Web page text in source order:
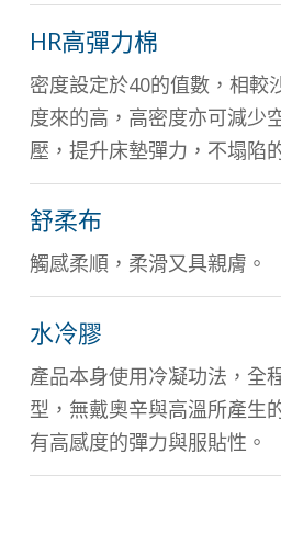
HR高彈力棉
密度設定於40的值數，相較
度來的高，高密度亦可減少
壓，提升床墊彈力，不塌陷
舒柔布
觸感柔順，柔滑又具親膚。
水冷膠
產品本身使用冷凝功法，全
型，無戴奧辛與高溫所產生
有高感度的彈力與服貼性。